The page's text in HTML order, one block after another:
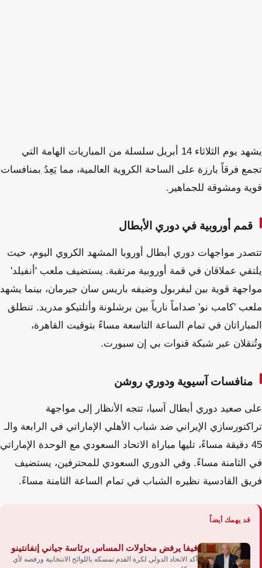
يشهد يوم الثلاثاء 14 أبريل سلسلة من المباريات الهامة التي
تجمع فرقاً بارزة على الساحة الكروية العالمية، مما يَعِدُ بمنافسات
قوية ومشوقة للجماهير.
قمم أوروبية في دوري الأبطال
تتصدر مواجهات دوري أبطال أوروبا المشهد الكروي اليوم، حيث
يلتقي عملاقان في قمة أوروبية مرتقبة. يستضيف ملعب 'أنفيلد'
مواجهة قوية بين ليفربول وضيفه باريس سان جيرمان، بينما يشهد
ملعب 'كامب نو' صداماً نارياً بين برشلونة وأتلتيكو مدريد. تنطلق
المباراتان في تمام الساعة التاسعة مساءً بتوقيت القاهرة،
وتُنقلان عبر شبكة قنوات بي إن سبورت.
منافسات آسيوية ودوري روشن
على صعيد دوري أبطال آسيا، تتجه الأنظار إلى مواجهة
تراكتورسازي الإيراني ضد شباب الأهلي الإماراتي في الرابعة والـ
45 دقيقة مساءً، تليها مباراة الاتحاد السعودي مع الوحدة الإماراتي
في الثامنة مساءً. وفي الدوري السعودي للمحترفين، يستضيف
فريق القادسية نظيره الشباب في تمام الساعة الثامنة مساءً.
قد يهمك أيضاً
فيفا يرفض محاولات المساس برئاسة جياني إنفانتينو
أكد الاتحاد الدولي لكرة القدم تمسكه باللوائح الانتخابية ورفضه لأي